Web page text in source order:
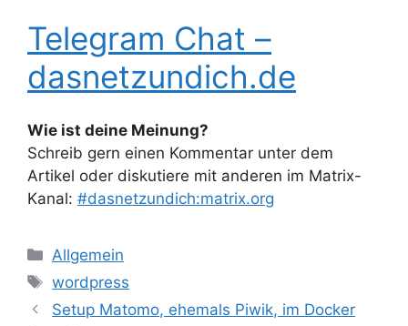
Telegram Chat –
dasnetzundich.de
Wie ist deine Meinung?
Schreib gern einen Kommentar unter dem
Artikel oder diskutiere mit anderen im Matrix-
Kanal: #dasnetzundich:matrix.org
Kategorien
Allgemein
Schlagwörter
wordpress
Setup Matomo, ehemals Piwik, im Docker